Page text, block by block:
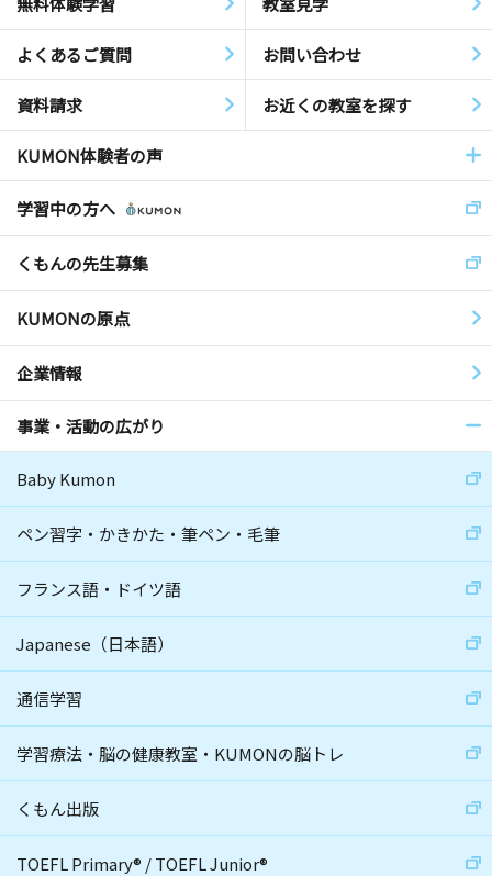
よくあるご質問 お問い合わせ
資料請求 お近くの教室を探す
KUMON体験者の声
学習中の方へ
くもんの先生募集
KUMONの原点
企業情報
事業・活動の広がり
Baby Kumon
ペン習字・かきかた・筆ペン・毛筆
フランス語・ドイツ語
Japanese（日本語）
通信学習
学習療法・脳の健康教室・KUMONの脳トレ
くもん出版
TOEFL Primary® /TOEFL Junior®